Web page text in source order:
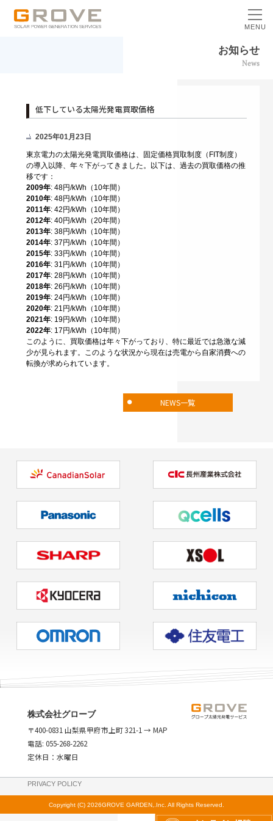
MENU
お知らせ
News
低下している太陽光発電買取価格
2025年01月23日
東京電力の太陽光発電買取価格は、固定価格買取制度（FIT制度）
の導入以降、年々下がってきました。以下は、過去の買取価格の推
移です：
2009年: 48円/kWh（10年間）
2010年: 48円/kWh（10年間）
2011年: 42円/kWh（10年間）
2012年: 40円/kWh（20年間）
2013年: 38円/kWh（10年間）
2014年: 37円/kWh（10年間）
2015年: 33円/kWh（10年間）
2016年: 31円/kWh（10年間）
2017年: 28円/kWh（10年間）
2018年: 26円/kWh（10年間）
2019年: 24円/kWh（10年間）
2020年: 21円/kWh（10年間）
2021年: 19円/kWh（10年間）
2022年: 17円/kWh（10年間）
このように、買取価格は年々下がっており、特に最近では急激な減
少が見られます。このような状況から現在は売電から自家消費への
転換が求められています。
NEWS一覧
株式会社グローブ
〒400-0831 山梨県甲府市上町 321-1 → MAP
電話: 055-268-2262
定休日：水曜日
PRIVACY POLICY
Copyright (C) 2026GROVE GARDEN,.Inc. All Rights Reserved.